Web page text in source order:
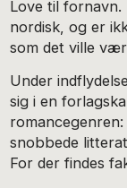
Love til fornavn.
nordisk, og er
som det ville
Under
sig i en
snobbede
For der findes